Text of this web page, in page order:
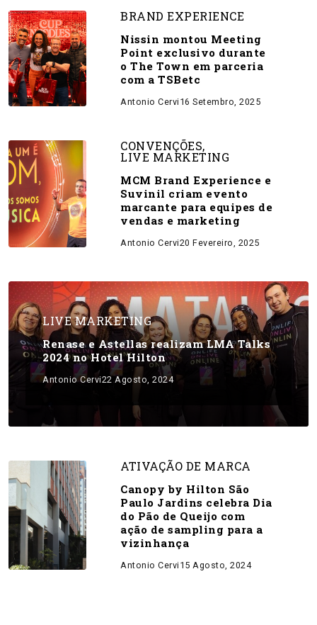
BRAND EXPERIENCE
Nissin montou Meeting
Point exclusivo durante
o The Town em parceria
com a TSBetc
Antonio Cervi 16 Setembro, 2025
CONVENÇÕES,
LIVE MARKETING
MCM Brand Experience e
Suvinil criam evento
marcante para equipes de
vendas e marketing
Antonio Cervi20 Fevereiro, 2025
LIVE MARKETING
Renase e Astellas realizam LMA Talks
2024 no Hotel Hilton
Antonio Cervi22 Agosto, 2024
ATIVAÇÃO DE MARCA
Canopy by Hilton São
Paulo Jardins celebra Dia
do Pão de Queijo com
ação de sampling para a
vizinhança
Antonio Cervi 15 Agosto, 2024